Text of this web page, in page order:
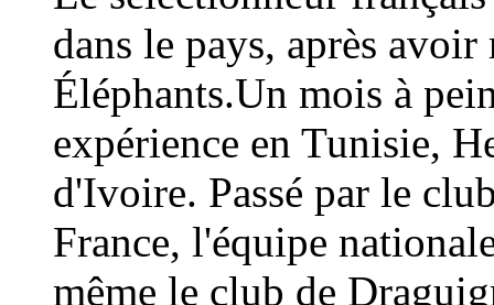
dans le pays, après
Éléphants.Un mois à
expérience en Tunisie,
d'Ivoire. Passé par le
France, l'équipe
même le club de